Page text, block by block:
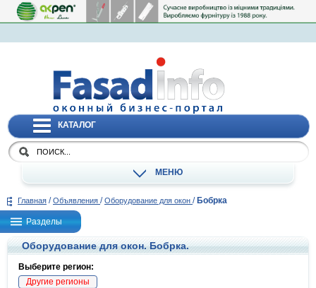
КАТАЛОГ
МЕНЮ
Главная / Объявления / Оборудование для окон / Бобрка
Разделы
Оборудование для окон. Бобрка.
Выберите регион:
Другие регионы